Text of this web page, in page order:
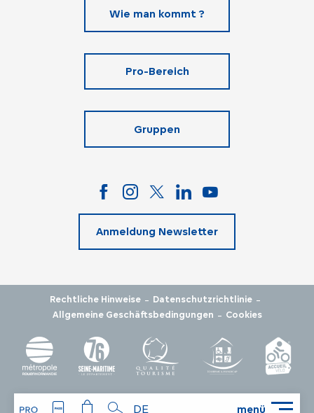
menü
DE
Wie man kommt ?
Pro-Bereich
Gruppen
Anmeldung Newsletter
Rechtliche Hinweise - Datenschutzrichtlinie -
Allgemeine Geschäftsbedingungen - Cookies